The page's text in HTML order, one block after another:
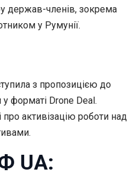
держав-членів, зокрема
у Румунії.
з пропозицією до
форматі Drone Deal.
активізацію роботи над
UA: